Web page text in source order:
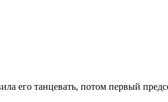
его танцевать, потом первый